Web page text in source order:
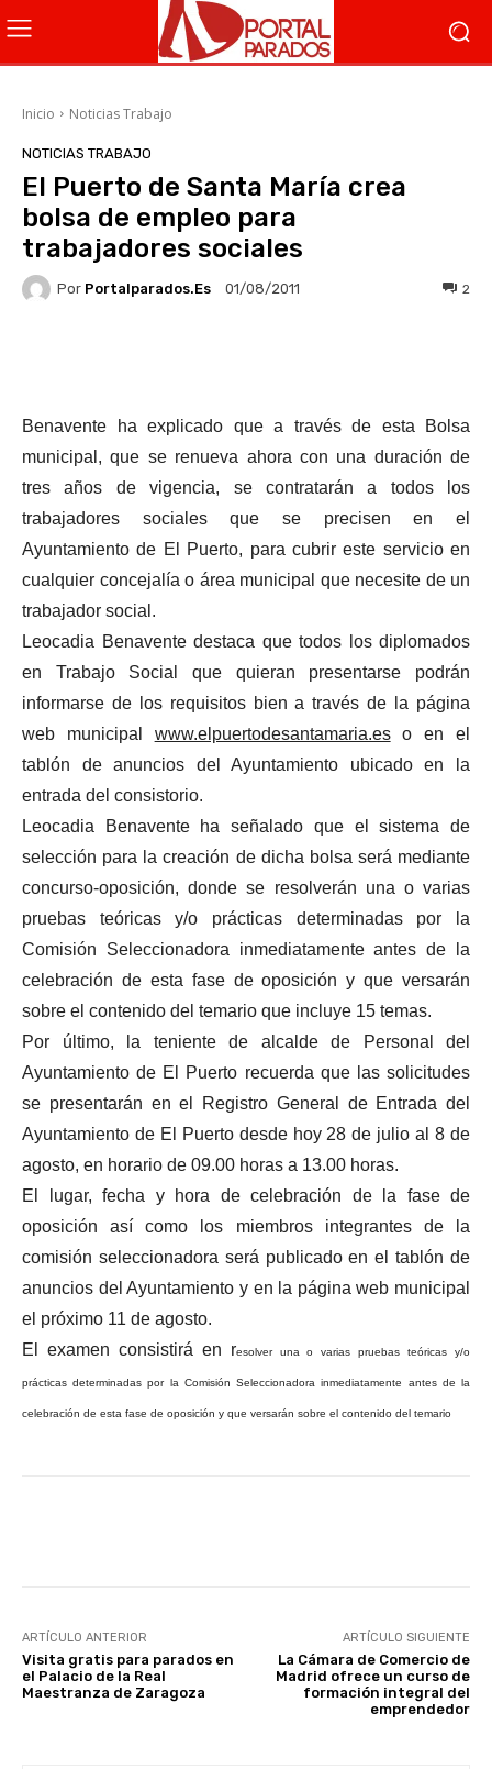
Inicio Noticias Trabajo
NOTICIAS TRABAJO
El Puerto de Santa María crea
bolsa de empleo para
trabajadores sociales
Por Portalparados.es 01/08/2011 2
Benavente ha explicado que a través de esta Bolsa
municipal, que se renueva ahora con una duración de
tres años de vigencia, se contratarán a todos los
trabajadores sociales que se precisen en el
Ayuntamiento de El Puerto, para cubrir este servicio en
cualquier concejalía o área municipal que necesite de un
trabajador social.
Leocadia Benavente destaca que todos los diplomados
en Trabajo Social que quieran presentarse podrán
informarse de los requisitos bien a través de la página
web municipal www.elpuertodesantamaria.eso en el
tablón de anuncios del Ayuntamiento ubicado en la
entrada del consistorio.
Leocadia Benavente ha señalado que el sistema de
selección para la creación de dicha bolsa será mediante
concurso-oposición, donde se resolverán una o varias
pruebas teóricas y/o prácticas determinadas por la
Comisión Seleccionadora inmediatamente antes de la
celebración de esta fase de oposición y que versarán
sobre el contenido del temario que incluye 15 temas.
Por último, la teniente de alcalde de Personal del
Ayuntamiento de El Puerto recuerda que las solicitudes
se presentarán en el Registro General de Entrada del
Ayuntamiento de El Puerto desde hoy 28 de julio al 8 de
agosto, en horario de 09.00 horas a 13.00 horas.
El lugar, fecha y hora de celebración de la fase de
oposición así como los miembros integrantes de la
comisión seleccionadora será publicado en el tablón de
anuncios del Ayuntamiento y en la página web municipal
el próximo 11 de agosto.
El examen consistirá en resolver una o varias pruebas teóricas y/o
prácticas determinadas por la Comisión Seleccionadora inmediatamente antes de la
celebración de esta fase de oposición y que versarán sobre el contenido del temario
ARTÍCULO ANTERIOR
Visita gratis para parados en
el Palacio de la Real
Maestranza de Zaragoza
ARTÍCULO SIGUIENTE
La Cámara de Comercio de
Madrid ofrece un curso de
formación integral del
emprendedor